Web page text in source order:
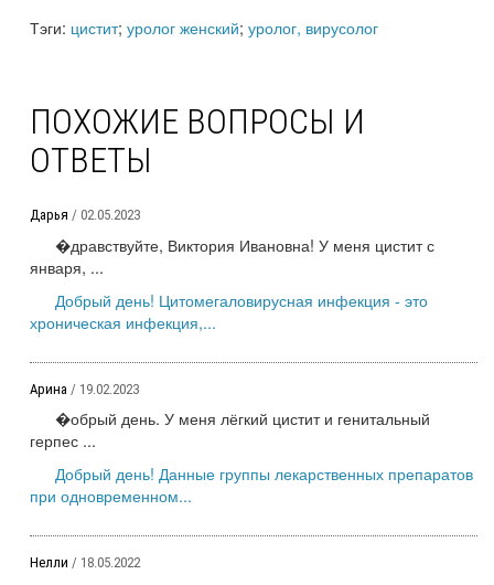
Тэги: цистит; уролог женский; уролог, вирусолог
ПОХОЖИЕ ВОПРОСЫ И
ОТВЕТЫ
Дарья / 02.05.2023
�дравствуйте, Виктория Ивановна! У меня цистит с
января, ...
Добрый день! Цитомегаловирусная инфекция - это
хроническая инфекция,...
Арина / 19.02.2023
�обрый день. У меня лёгкий цистит и генитальный
герпес ...
Добрый день! Данные группы лекарственных препаратов
при одновременном...
Нелли / 18.05.2022